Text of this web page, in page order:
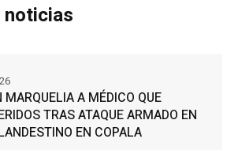
MARQUELIA A MÉDICO QUE
TRAS ATAQUE ARMADO EN
EN COPALA